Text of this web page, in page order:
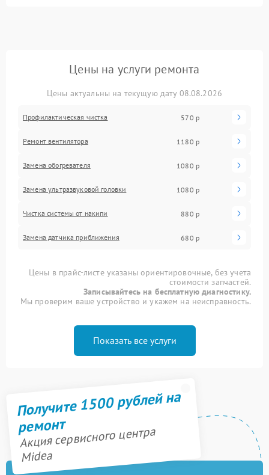
Цены на услуги ремонта
Цены актуальны на текущую дату 08.08.2026
Профилактическая чистка 570 р
Ремонт вентилятора 1180 р
Замена обогревателя 1080 р
Замена ультразвуковой головки 1080 р
Чистка системы от накипи 880 р
Замена датчика приближения 680 р
Цены в прайс-листе указаны ориентировочные, без учета
стоимости запчастей.
Записывайтесь на бесплатную диагностику.
Мы проверим ваше устройство и укажем на неисправность.
Показать все услуги
Получите 1500 рублей на
ремонт
Акция сервисного центра
Midea